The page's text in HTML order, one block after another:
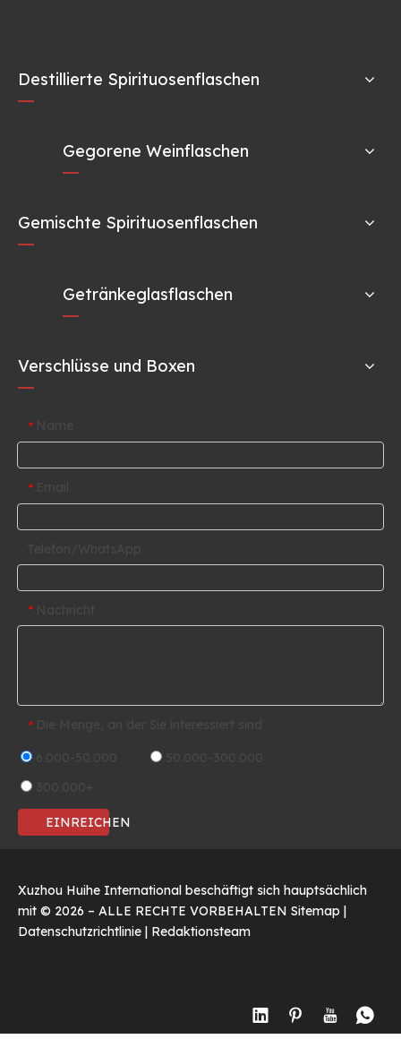
Destillierte Spirituosenflaschen
Gegorene Weinflaschen
Gemischte Spirituosenflaschen
Getränkeglasflaschen
Verschlüsse und Boxen
*
*
*
*
EINREICHEN
Xuzhou Huihe International beschäftigt sich hauptsächlich
mit © 2026 – ALLE RECHTE VORBEHALTEN Sitemap
Datenschutzrichtlinie
Redaktionsteam